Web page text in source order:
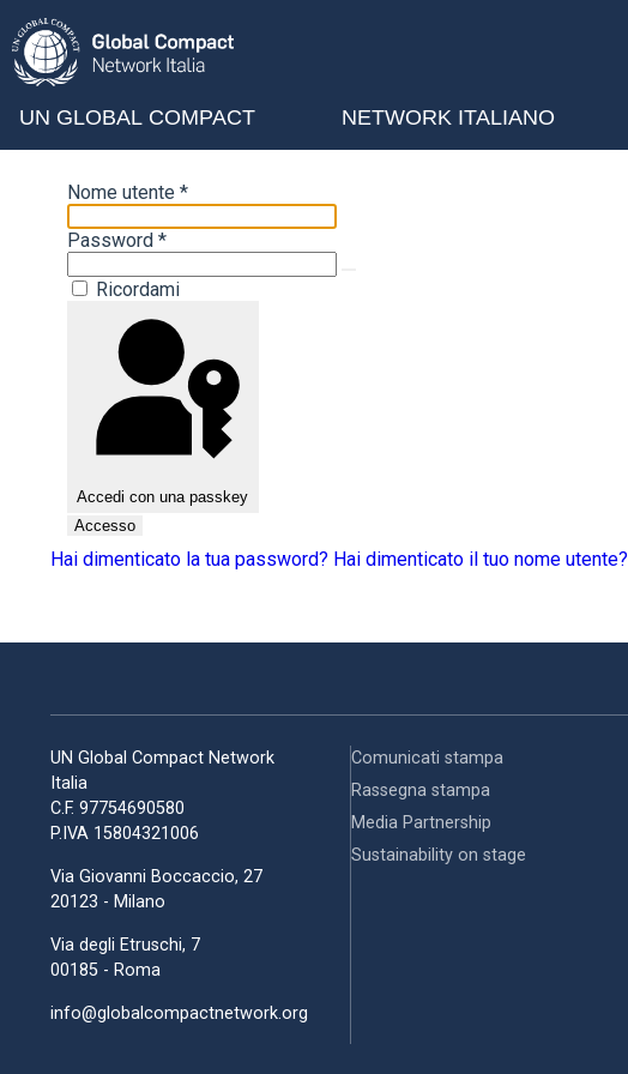
UN GLOBAL COMPACT NETWORK ITALIANO
Nome utente *
Password *
Ricordami
Accedi con una passkey
Accesso
Hai dimenticato la tua password? Hai dimenticato il tuo nome utente?
UN Global Compact Network
Italia
C.F. 97754690580
P.IVA 15804321006
Via Giovanni Boccaccio, 27
20123 - Milano
Via degli Etruschi, 7
00185 - Roma
info@globalcompactnetwork.org
Comunicati stampa
Rassegna stampa
Media Partnership
Sustainability on stage